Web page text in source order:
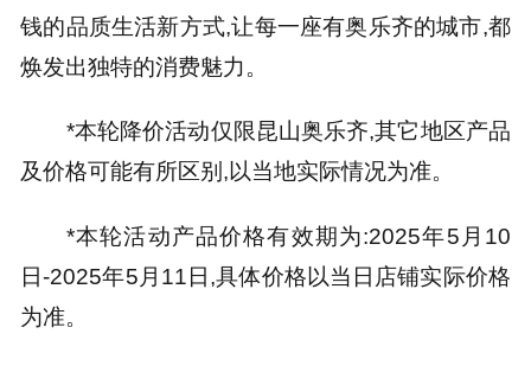
钱的品质生活新方式,让每一座有奥乐齐的城市,都
焕发出独特的消费魅力。
*本轮降价活动仅限昆山奥乐齐,其它地区产品
及价格可能有所区别,以当地实际情况为准。
*本轮活动产品价格有效期为:2025年5月10
日-2025年5月11日,具体价格以当日店铺实际价格
为准。